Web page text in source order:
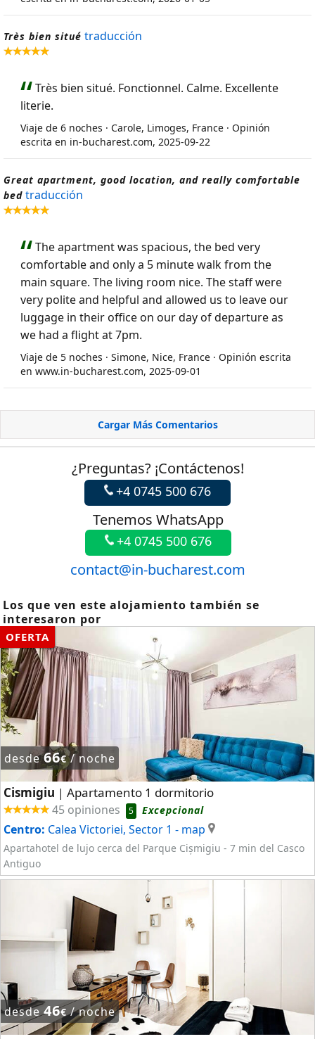
Très bien situé traducción
Très bien situé. Fonctionnel. Calme. Excellente
literie.
Viaje de 6 noches · Carole, Limoges, France · Opinión
escrita en in-bucharest.com, 2025-09-22
Great apartment, good location, and really comfortable
bed traducción
The apartment was spacious, the bed very
comfortable and only a 5 minute walk from the
main square. The living room nice. The staff were
very polite and helpful and allowed us to leave our
luggage in their office on our day of departure as
we had a flight at 7pm.
Viaje de 5 noches · Simone, Nice, France · Opinión escrita
en www.in-bucharest.com, 2025-09-01
Cargar Más Comentarios
¿Preguntas? ¡Contáctenos!
+4 0745 500 676
Tenemos WhatsApp
+4 0745 500 676
contact@in-bucharest.com
Los que ven este alojamiento también se
interesaron por
OFERTA
desde66€/ noche
Cismigiu | Apartamento 1 dormitorio
45 opiniones 5 Excepcional
Centro: Calea Victoriei, Sector 1 - map
Apartahotel de lujo cerca del Parque Cișmigiu - 7 min del Casco
Antiguo
desde46€/ noche